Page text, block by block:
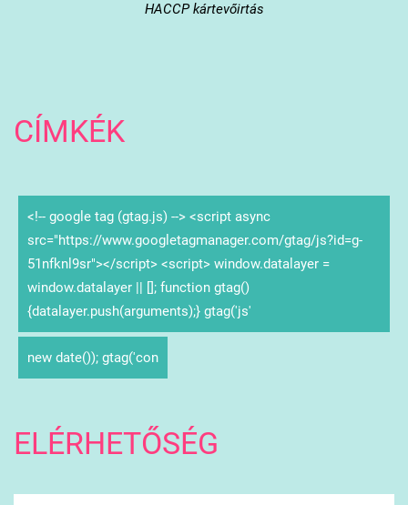
HACCP kártevőirtás
CÍMKÉK
<!-- google tag (gtag.js) --> <script async
src="https://www.googletagmanager.com/gtag/js?id=g-
51nfknl9sr"></script> <script> window.datalayer =
window.datalayer || []; function gtag()
{datalayer.push(arguments);} gtag('js'
new date()); gtag('con
ELÉRHETŐSÉG